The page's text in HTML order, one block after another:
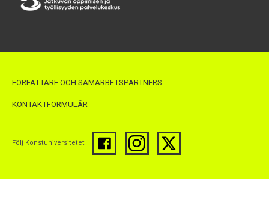
FÖRFATTARE OCH SAMARBETSPARTNERS
KONTAKTFORMULÄR
Följ Konstuniversitetet